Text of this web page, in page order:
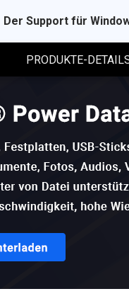
Der Support für
PRODUKTE-